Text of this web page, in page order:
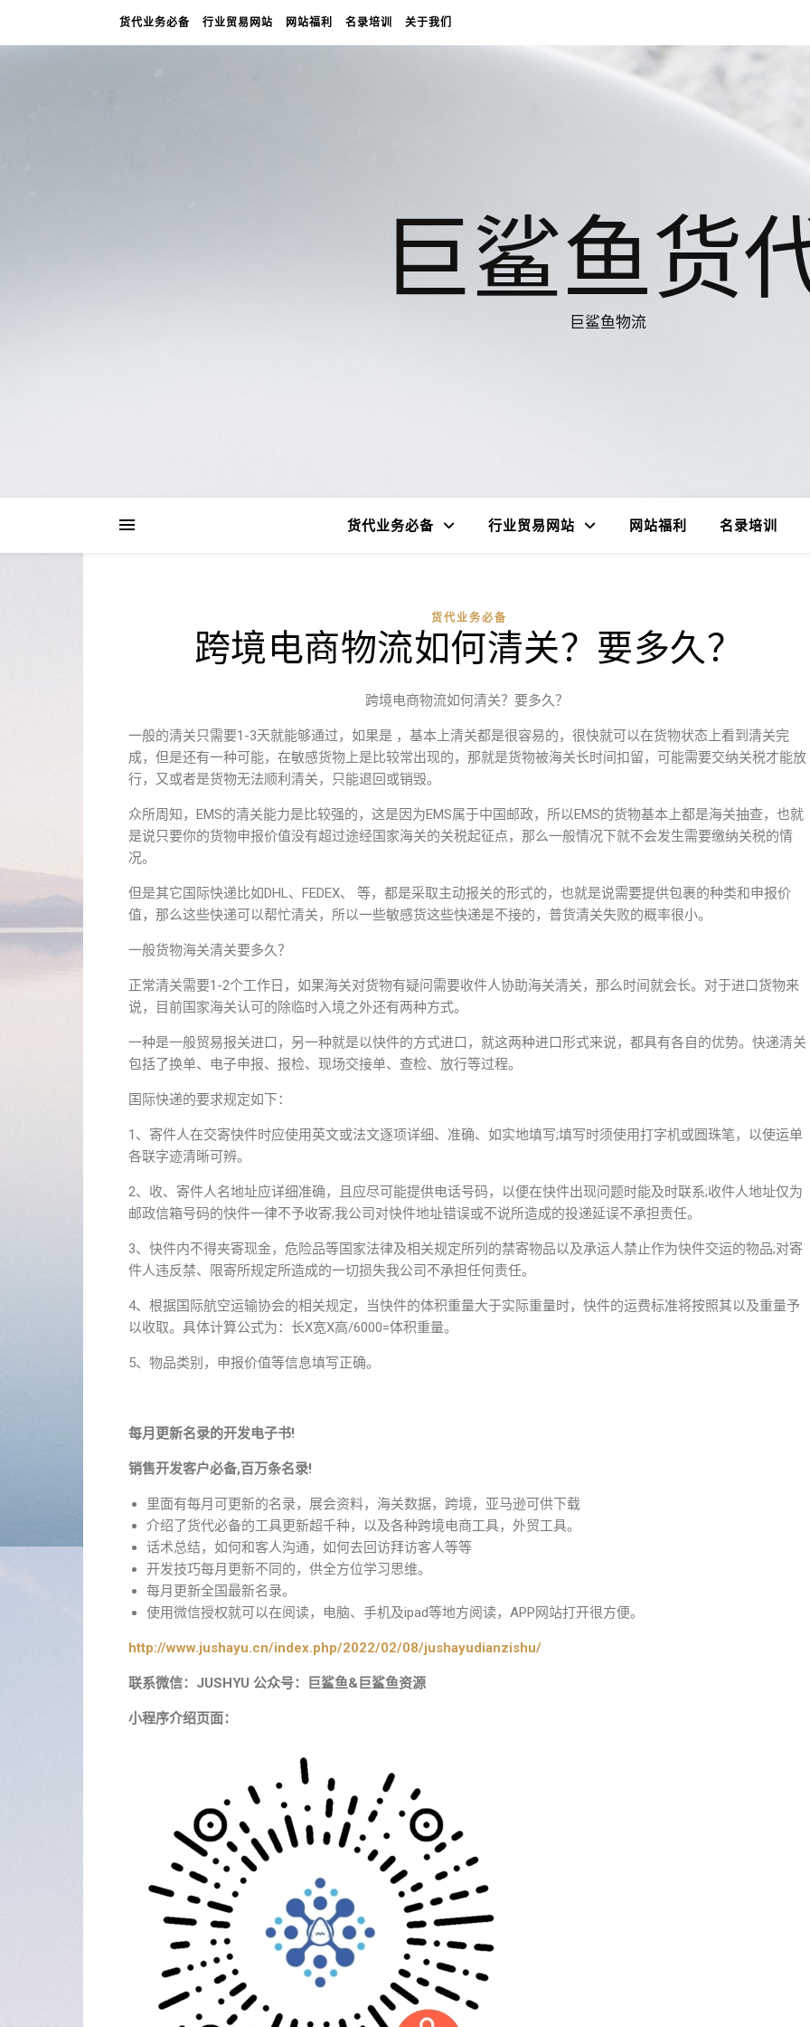
货代业务必备 行业贸易网站 网站福利 名录培训 关于我们
巨鲨鱼货
巨鲨鱼物流
货代业务必备 行业贸易网站 网站福利 名录培训
货代业务必备
跨境电商物流如何清关？要多久？
跨境电商物流如何清关？要多久？
一般的清关只需要1-3天就能够通过，如果是 ，基本上清关都是很容易的，很快就可以在货物状态上看到清关完
成，但是还有一种可能，在敏感货物上是比较常出现的，那就是货物被海关长时间扣留，可能需要交纳关税才能放
行，又或者是货物无法顺利清关，只能退回或销毁。
众所周知，EMS的清关能力是比较强的，这是因为EMS属于中国邮政，所以EMS的货物基本上都是海关抽查，也就
是说只要你的货物申报价值没有超过途经国家海关的关税起征点，那么一般情况下就不会发生需要缴纳关税的情
况。
但是其它国际快递比如DHL、FEDEX、 等，都是采取主动报关的形式的，也就是说需要提供包裹的种类和申报价
值，那么这些快递可以帮忙清关，所以一些敏感货这些快递是不接的，普货清关失败的概率很小。
一般货物海关清关要多久？
正常清关需要1-2个工作日，如果海关对货物有疑问需要收件人协助海关清关，那么时间就会长。对于进口货物来
说，目前国家海关认可的除临时入境之外还有两种方式。
一种是一般贸易报关进口，另一种就是以快件的方式进口，就这两种进口形式来说，都具有各自的优势。快递清关
包括了换单、电子申报、报检、现场交接单、查检、放行等过程。
国际快递的要求规定如下：
1、寄件人在交寄快件时应使用英文或法文逐项详细、准确、如实地填写;填写时须使用打字机或圆珠笔，以使运单
各联字迹清晰可辨。
2、收、寄件人名地址应详细准确，且应尽可能提供电话号码，以便在快件出现问题时能及时联系;收件人地址仅为
邮政信箱号码的快件一律不予收寄;我公司对快件地址错误或不说所造成的投递延误不承担责任。
3、快件内不得夹寄现金，危险品等国家法律及相关规定所列的禁寄物品以及承运人禁止作为快件交运的物品;对寄
件人违反禁、限寄所规定所造成的一切损失我公司不承担任何责任。
4、根据国际航空运输协会的相关规定，当快件的体积重量大于实际重量时，快件的运费标准将按照其以及重量予
以收取。具体计算公式为：长X宽X高/6000=体积重量。
5、物品类别，申报价值等信息填写正确。
每月更新名录的开发电子书!
销售开发客户必备,百万条名录!
里面有每月可更新的名录，展会资料，海关数据，跨境，亚马逊可供下载
介绍了货代必备的工具更新超千种，以及各种跨境电商工具，外贸工具。
话术总结，如何和客人沟通，如何去回访拜访客人等等
开发技巧每月更新不同的，供全方位学习思维。
每月更新全国最新名录。
使用微信授权就可以在阅读，电脑、手机及ipad等地方阅读，APP网站打开很方便。
http://www.jushayu.cn/index.php/2022/02/08/jushayudianzishu/
联系微信：JUSHYU 公众号：巨鲨鱼&巨鲨鱼资源
小程序介绍页面：